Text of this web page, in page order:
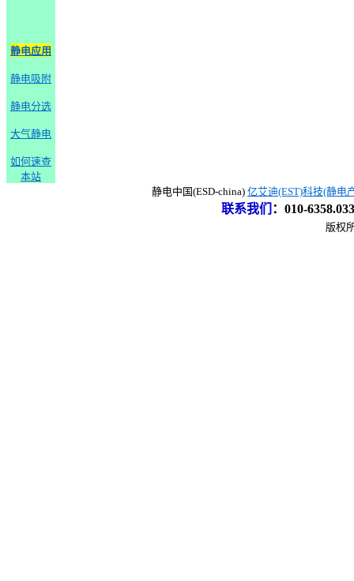
静电应用
静电吸附
静电分选
大气静电
如何速查
本站
静电中国(ESD-china) 亿艾迪(EST)科技(静电
联系我们 ： 010-
版权